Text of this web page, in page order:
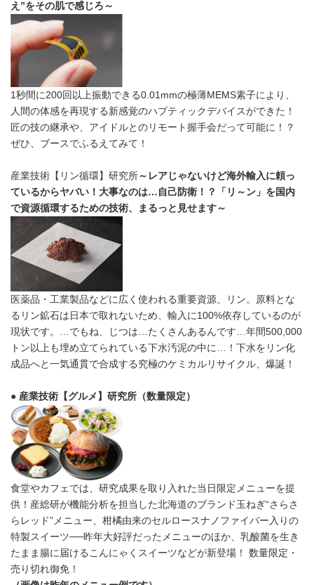
え”をその肌で感じろ～
1秒間に200回以上振動できる0.01mmの極薄MEMS素子により、
人間の体感を再現する新感覚のハプティックデバイスができた！
匠の技の継承や、アイドルとのリモート握手会だって可能に！？
ぜひ、ブースでふるえてみて！
産業技術【リン循環】研究所 ～レアじゃないけど海外輸入に頼っ
ているからヤバい！大事なのは…自己防衛！？「リ～ン」を国内
で資源循環するための技術、まるっと見せます～
医薬品・工業製品などに広く使われる重要資源、リン。原料とな
るリン鉱石は日本で取れないため、輸入に100%依存しているのが
現状です。…でもね、じつは…たくさんあるんです…年間500,000
トン以上も埋め立てられている下水汚泥の中に…！下水をリン化
成品へと一気通貫で合成する究極のケミカルリサイクル、爆誕！
● 産業技術【グルメ】研究所（数量限定）
食堂やカフェでは、研究成果を取り入れた当日限定メニューを提
供！産総研が機能分析を担当した北海道のブランド玉ねぎ“さらさ
らレッド”メニュー、柑橘由来のセルロースナノファイバー入りの
特製スイーツ──昨年大好評だったメニューのほか、乳酸菌を生き
たまま腸に届けるこんにゃくスイーツなどが新登場！ 数量限定・
売り切れ御免！